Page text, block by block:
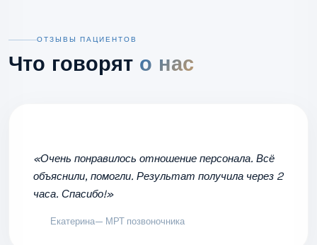
ОТЗЫВЫ ПАЦИЕНТОВ
Что говорят о нас
«Очень понравилось отношение персонала. Всё
объяснили, помогли. Результат получила через 2
часа. Спасибо!»
Екатерина— МРТ позвоночника